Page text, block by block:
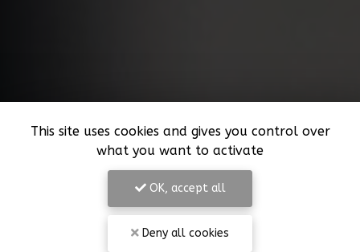
This site uses cookies and gives you control over
what you want to activate
OK, accept all
Deny all cookies